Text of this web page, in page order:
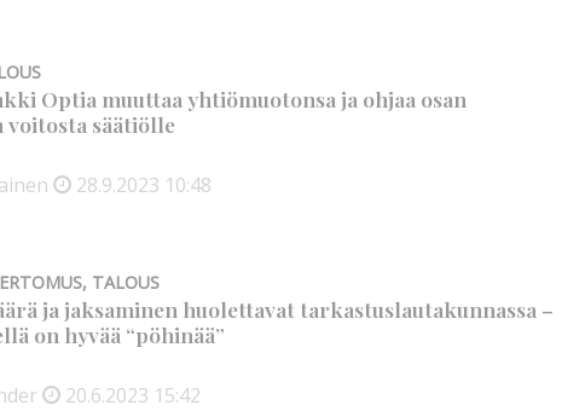
Optia muuttaa yhtiömuotonsa ja ohjaa osan
säätiölle
28.9.2023 10:48
, TALOUS
ja jaksaminen huolettavat tarkastuslautakunnassa –
on hyvää “pöhinää”
20.6.2023 15:42